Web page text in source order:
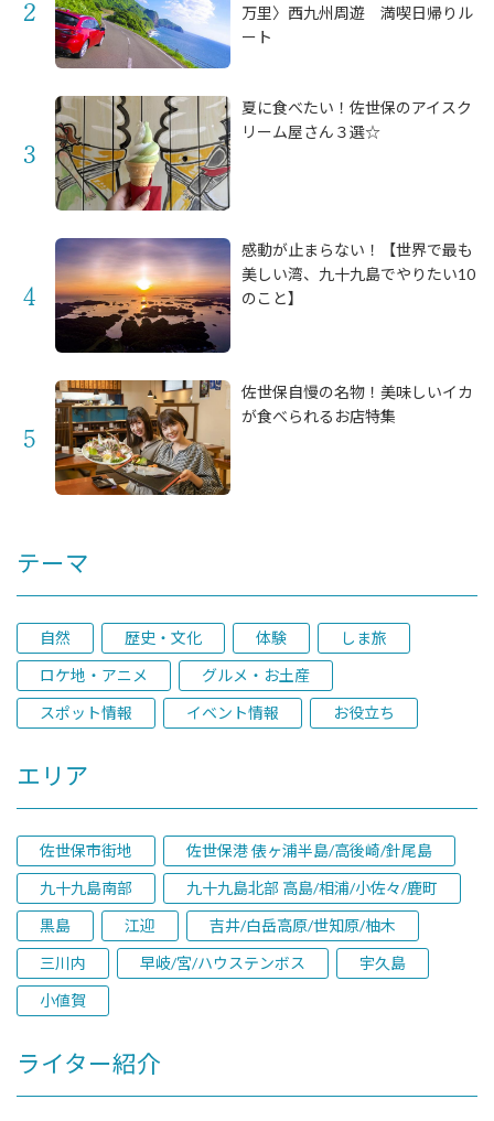
万里〉西九州周遊 満喫日帰りル
ート
夏に食べたい！佐世保のアイスク
リーム屋さん３選☆
感動が止まらない！【世界で最も
美しい湾、九十九島でやりたい10
のこと】
佐世保自慢の名物！美味しいイカ
が食べられるお店特集
テーマ
自然 歴史・文化 体験
しま旅
ロケ地・アニメ
グルメ・お土産
スポット情報
イベント情報 お役立ち
エリア
佐世保市街地
佐世保港 俵ヶ浦半島/高後崎/針尾島
九十九島南部
九十九島北部 高島/相浦/小佐々/鹿町
黒島
江迎
吉井/白岳高原/世知原/柚木
三川内
早岐/宮/ハウステンボス
宇久島
小値賀
ライター紹介